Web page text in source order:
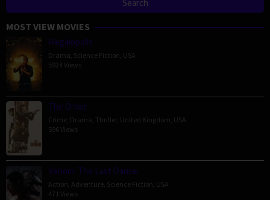
MOST VIEW MOVIES
Megalopolis
Drama Science Fiction USA
5924 Views
The Order
Crime Drama Thriller, United Kingdom USA
596 Views
Venom: The Last Dance
Action Adventure Science Fiction USA
471 Views